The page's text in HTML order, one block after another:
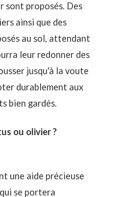
sont proposés. Des
ainsi que des
au sol, attendant
leur redonner des
jusqu'à la voute
durablement aux
bien gardés.
ou olivier ?
une aide précieuse
se portera